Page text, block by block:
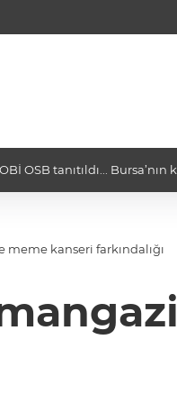
OSB tanıtıldı... Bursa’nın
meme kanseri farkındalığı